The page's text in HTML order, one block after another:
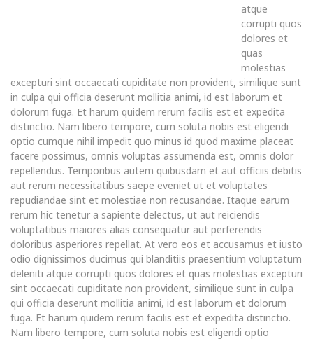
atque
corrupti quos
dolores et
quas
molestias
excepturi sint occaecati cupiditate non provident, similique sunt
in culpa qui officia deserunt mollitia animi, id est laborum et
dolorum fuga. Et harum quidem rerum facilis est et expedita
distinctio. Nam libero tempore, cum soluta nobis est eligendi
optio cumque nihil impedit quo minus id quod maxime placeat
facere possimus, omnis voluptas assumenda est, omnis dolor
repellendus. Temporibus autem quibusdam et aut officiis debitis
aut rerum necessitatibus saepe eveniet ut et voluptates
repudiandae sint et molestiae non recusandae. Itaque earum
rerum hic tenetur a sapiente delectus, ut aut reiciendis
voluptatibus maiores alias consequatur aut perferendis
doloribus asperiores repellat. At vero eos et accusamus et iusto
odio dignissimos ducimus qui blanditiis praesentium voluptatum
deleniti atque corrupti quos dolores et quas molestias excepturi
sint occaecati cupiditate non provident, similique sunt in culpa
qui officia deserunt mollitia animi, id est laborum et dolorum
fuga. Et harum quidem rerum facilis est et expedita distinctio.
Nam libero tempore, cum soluta nobis est eligendi optio